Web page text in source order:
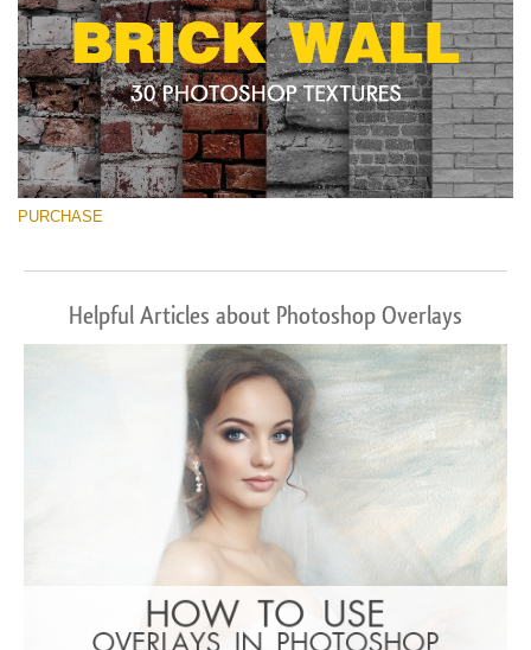
PURCHASE
Helpful Articles about Photoshop Overlays